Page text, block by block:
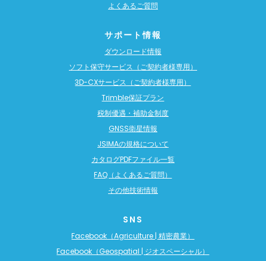
よくあるご質問
サポート情報
ダウンロード情報
ソフト保守サービス（ご契約者様専用）
3D-CXサービス（ご契約者様専用）
Trimble保証プラン
税制優遇・補助金制度
GNSS衛星情報
JSIMAの規格について
カタログPDFファイル一覧
FAQ（よくあるご質問）
その他技術情報
SNS
Facebook（Agriculture | 精密農業）
Facebook（Geospatial | ジオスペーシャル）